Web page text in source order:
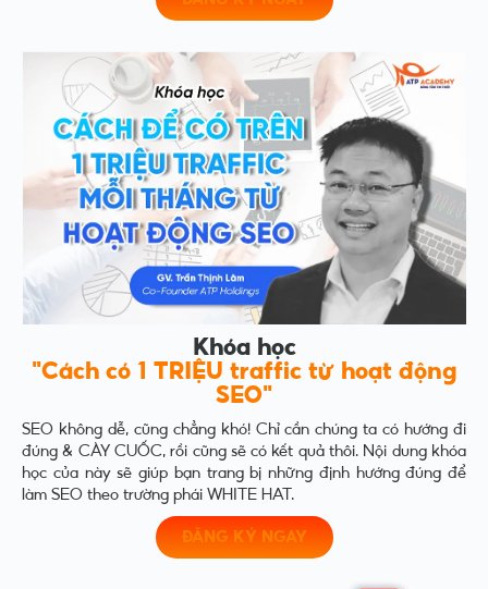
Khóa học
"Cách có 1 TRIỆU traffic từ hoạt động
SEO"
SEO không dễ, cũng chẳng khó! Chỉ cần chúng ta có hướng đi
đúng & CÀY CUỐC, rồi cũng sẽ có kết quả thôi. Nội dung khóa
học của này sẽ giúp bạn trang bị những định hướng đúng để
làm SEO theo trường phái WHITE HAT.
ĐĂNG KÝ NGAY